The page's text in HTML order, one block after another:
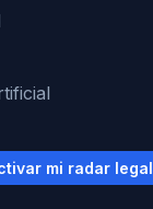
mi radar legal